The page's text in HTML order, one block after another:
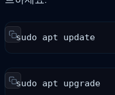
sudo apt update
sudo apt upgrade